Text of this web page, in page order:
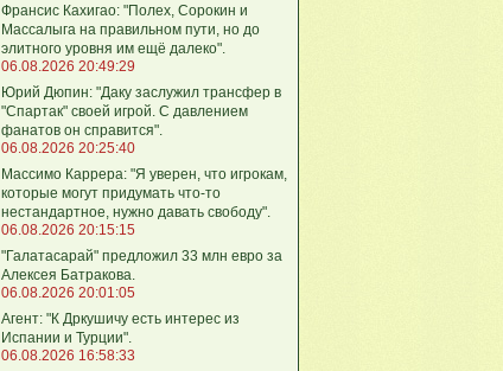
Франсис Кахигао: "Полех, Сорокин и
Массалыга на правильном пути, но до
элитного уровня им ещё далеко".
06.08.2026 20:49:29
Юрий Дюпин: "Даку заслужил трансфер в
"Спартак" своей игрой. С давлением
фанатов он справится".
06.08.2026 20:25:40
Массимо Каррера: "Я уверен, что игрокам,
которые могут придумать что-то
нестандартное, нужно давать свободу".
06.08.2026 20:15:15
"Галатасарай" предложил 33 млн евро за
Алексея Батракова.
06.08.2026 20:01:05
Агент: "К Дркушичу есть интерес из
Испании и Турции".
06.08.2026 16:58:33